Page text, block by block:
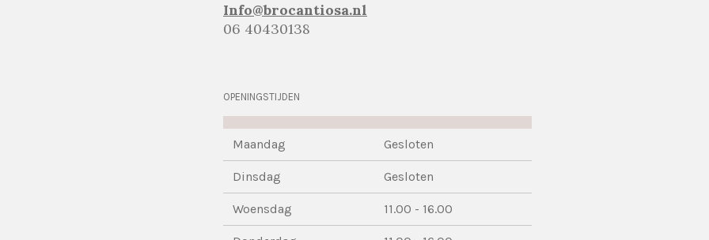
Info@brocantiosa.nl
06 40430138
OPENINGSTIJDEN
Maandag Gesloten
Dinsdag Gesloten
Woensdag 11.00 - 16.00